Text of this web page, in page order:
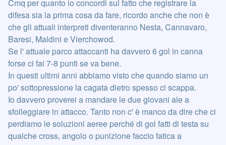
Cmq per quanto io concordi sul fatto che registrare la
difesa sia la prima cosa da fare, ricordo anche che non è
che gli attuali interpreti diventeranno Nesta, Cannavaro,
Baresi, Maldini e Vierchowod.
Se l' attuale parco attaccanti ha davvero 6 gol in canna
forse ci fai 7-8 punti se va bene.
In questi ultimi anni abbiamo visto che quando siamo un
po' sottopressione la cagata dietro spesso ci scappa.
Io davvero proverei a mandare le due giovani ale a
sfolleggiare in attacco. Tanto non c' è manco da dire che ci
perdiamo le soluzioni aeree perché di gol fatti di testa su
qualche cross, angolo o punizione faccio fatica a